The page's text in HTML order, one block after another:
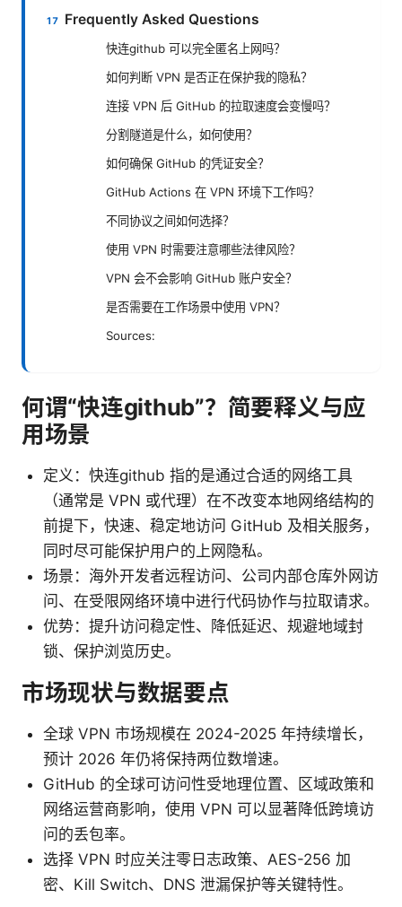
Frequently Asked Questions
快连github 可以完全匿名上网吗？
如何判断 VPN 是否正在保护我的隐私？
连接 VPN 后 GitHub 的拉取速度会变慢吗？
分割隧道是什么，如何使用？
如何确保 GitHub 的凭证安全？
GitHub Actions 在 VPN 环境下工作吗？
不同协议之间如何选择？
使用 VPN 时需要注意哪些法律风险？
VPN 会不会影响 GitHub 账户安全？
是否需要在工作场景中使用 VPN？
Sources:
何谓“快连github”？简要释义与应
用场景
定义：快连github 指的是通过合适的网络工具
（通常是 VPN 或代理）在不改变本地网络结构的
前提下，快速、稳定地访问 GitHub 及相关服务，
同时尽可能保护用户的上网隐私。
场景：海外开发者远程访问、公司内部仓库外网访
问、在受限网络环境中进行代码协作与拉取请求。
优势：提升访问稳定性、降低延迟、规避地域封
锁、保护浏览历史。
市场现状与数据要点
全球 VPN 市场规模在 2024-2025 年持续增长，
预计 2026 年仍将保持两位数增速。
GitHub 的全球可访问性受地理位置、区域政策和
网络运营商影响，使用 VPN 可以显著降低跨境访
问的丢包率。
选择 VPN 时应关注零日志政策、AES-256 加
密、Kill Switch、DNS 泄漏保护等关键特性。